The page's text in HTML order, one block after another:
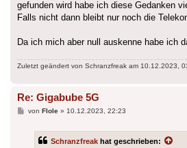
gefunden wird habe ich diese Gedanken
Falls nicht dann bleibt nur noch die
Da ich mich aber null auskenne habe ich
Zuletzt geändert von Schranzfreak am 10.12.2023,
Re: Gigabube 5G
Beitrag
von Flole» 10.12.2023, 22:23
Schranzfreak hat geschrieben: